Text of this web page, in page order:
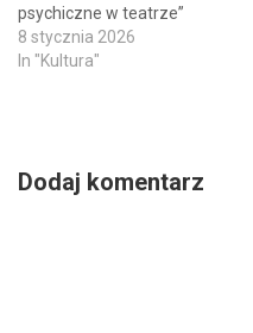
psychiczne w teatrze”
8 stycznia 2026
In "Kultura"
Dodaj komentarz